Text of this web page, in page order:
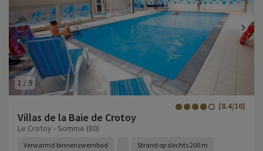
1 /9
Villas de la Baie de Crotoy
(8.4/10)
Le Crotoy - Somme (80)
Verwarmd binnenzwembad Strand op slechts 200 m